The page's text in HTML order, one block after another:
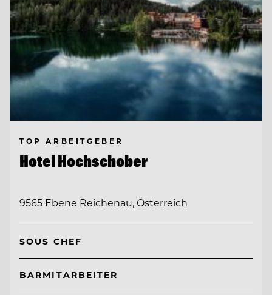
TOP ARBEITGEBER
Hotel Hochschober
9565 Ebene Reichenau, Österreich
SOUS CHEF
BARMITARBEITER